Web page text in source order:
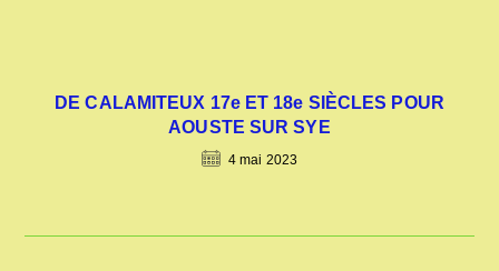
DE CALAMITEUX 17e ET 18e SIÈCLES POUR
AOUSTE SUR SYE
4 mai 2023